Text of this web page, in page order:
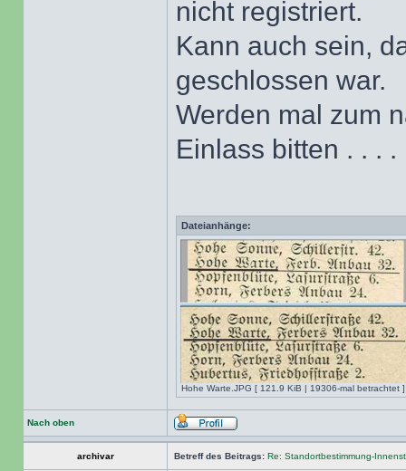
nicht registriert.
Kann auch sein,
geschlossen war.
Werden mal zum
Einlass bitten . . . .
Dateianhänge:
Hohe Warte.JPG [ 121.9 KiB | 19306-mal betrachtet ]
Nach oben
archivar Betreff des Beitrags: Re: Standortbestimmung-